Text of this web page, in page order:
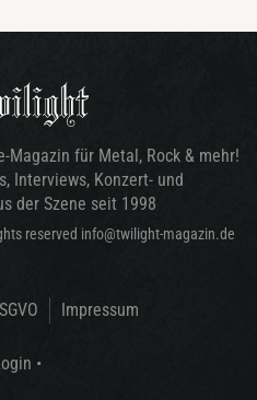
für Metal, Rock & mehr!
Interviews, Konzert- und
der Szene seit 1998
reserved info@twilight-magazin.de
Impressum
•